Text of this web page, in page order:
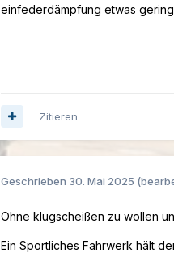
einfederdämpfung etwas
Zitieren
Geschrieben 30. Mai 2025
Ohne klugscheißen zu wollen
Ein Sportliches Fahrwerk hält